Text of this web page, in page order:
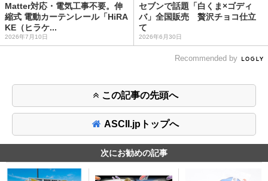
Matter対応・電気工事不要。伸
縮式 電動カーテンレール「HiRA
KE（ヒラケ...
2026年7月10日
セブンで話題「白くま×ゴディ
バ」全国販売 贅沢チョコ仕立
て
2026年6月30日
Recommended by
この記事の先頭へ
ASCII.jpトップへ
次にお勧めの記事